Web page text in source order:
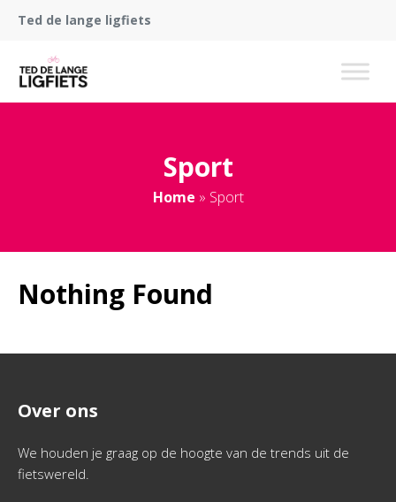
Ted de lange ligfiets
Sport
Home » Sport
Nothing Found
Over ons
We houden je graag op de hoogte van de trends uit de
fietswereld.